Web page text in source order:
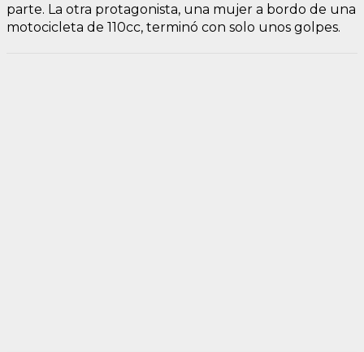
parte. La otra protagonista, una mujer a bordo de una
motocicleta de 110cc, terminó con solo unos golpes.